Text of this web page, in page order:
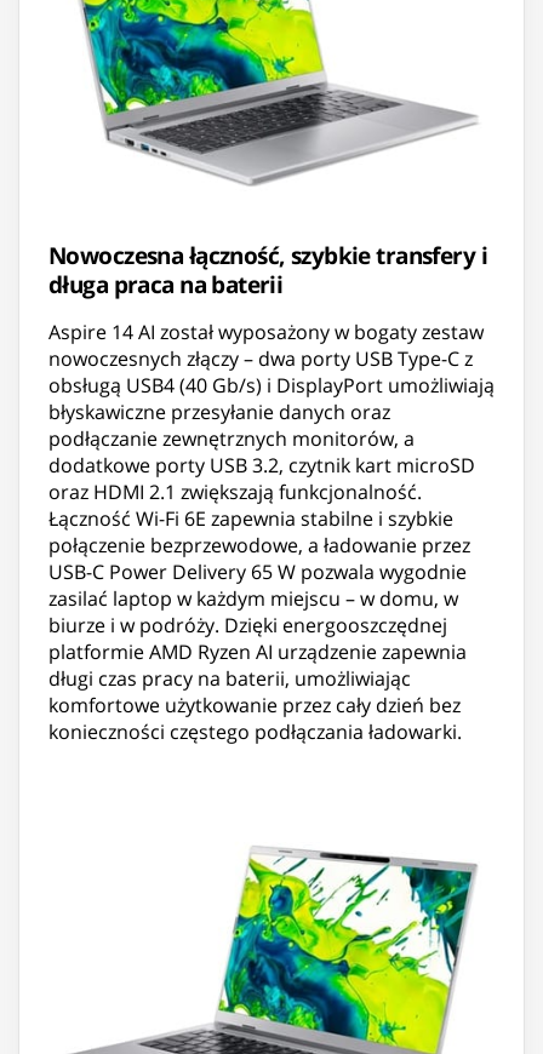
Nowoczesna łączność, szybkie transfery i
długa praca na baterii
Aspire 14 AI został wyposażony w bogaty zestaw
nowoczesnych złączy – dwa porty USB Type-C z
obsługą USB4 (40 Gb/s) i DisplayPort umożliwiają
błyskawiczne przesyłanie danych oraz
podłączanie zewnętrznych monitorów, a
dodatkowe porty USB 3.2, czytnik kart microSD
oraz HDMI 2.1 zwiększają funkcjonalność.
Łączność Wi-Fi 6E zapewnia stabilne i szybkie
połączenie bezprzewodowe, a ładowanie przez
USB-C Power Delivery 65 W pozwala wygodnie
zasilać laptop w każdym miejscu – w domu, w
biurze i w podróży. Dzięki energooszczędnej
platformie AMD Ryzen AI urządzenie zapewnia
długi czas pracy na baterii, umożliwiając
komfortowe użytkowanie przez cały dzień bez
konieczności częstego podłączania ładowarki.